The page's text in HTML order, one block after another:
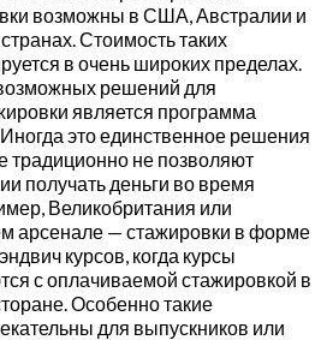
возможны в США, Австралии и
Стоимость таких
в очень широких пределах.
решений для
является программа
это единственное решения
традиционно не позволяют
получать деньги во время
Великобритания или
арсенале — стажировки в форме
курсов, когда курсы
с оплачиваемой стажировкой в
Особенно такие
для выпускников или